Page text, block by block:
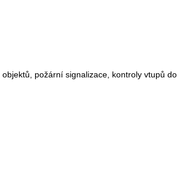
požární signalizace, kontroly vtupů do